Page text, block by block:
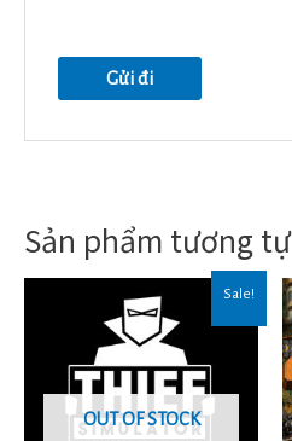
Sản phẩm tương tự
Sale!
OUT OF STOCK